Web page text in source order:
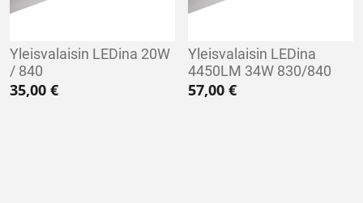
Yleisvalaisin LEDina 20W
/ 840
35,00 €
Yleisvalaisin LEDina
4450LM 34W 830/840
57,00€